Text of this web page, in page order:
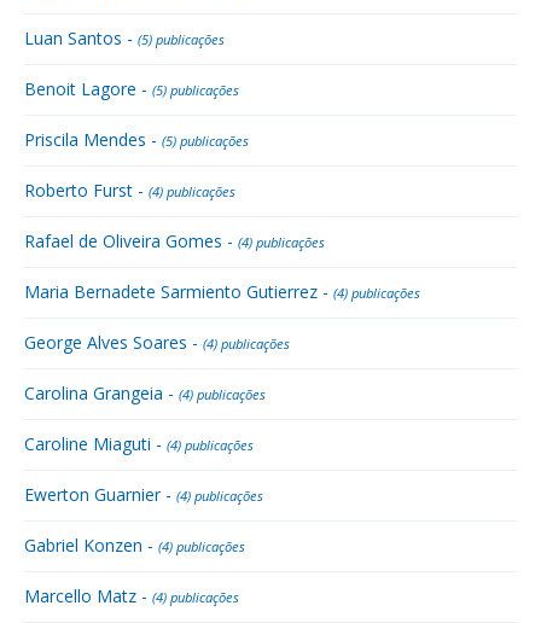
Luan Santos - (5) publicações
Benoit Lagore - (5) publicações
Priscila Mendes - (5) publicações
Roberto Furst - (4) publicações
Rafael de Oliveira Gomes - (4) publicações
Maria Bernadete Sarmiento Gutierrez - (4) publicações
George Alves Soares - (4) publicações
Carolina Grangeia - (4) publicações
Caroline Miaguti - (4) publicações
Ewerton Guarnier - (4) publicações
Gabriel Konzen - (4) publicações
Marcello Matz - (4) publicações